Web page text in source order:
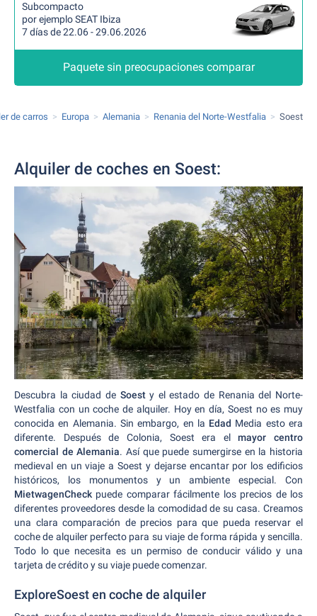
Subcompacto
por ejemplo SEAT Ibiza
7 días de 22.06 - 29.06.2026
Paquete sin preocupaciones comparar
de carros Europa Alemania Renania del Norte-Westfalia Soest
Alquiler de coches en Soest:
Descubra la ciudad de Soesty el estado de Renania del Norte-
Westfalia con un coche de alquiler. Hoy en día, Soest no es muy
conocida en Alemania. Sin embargo, en la Edad Media esto era
diferente. Después de Colonia, Soest era elmayor centro
comercial de Alemania. Así que puede sumergirse en la historia
medieval en un viaje a Soest y dejarse encantar por los edificios
históricos, los monumentos y un ambiente especial. Con
MietwagenCheck puede comparar fácilmente los precios de los
diferentes proveedores desde la comodidad de su casa. Creamos
una clara comparación de precios para que pueda reservar el
coche de alquiler perfecto para su viaje de forma rápida y sencilla.
Todo lo que necesita es un permiso de conducir válido y una
tarjeta de crédito y su viaje puede comenzar.
ExploreSoest en coche de alquiler